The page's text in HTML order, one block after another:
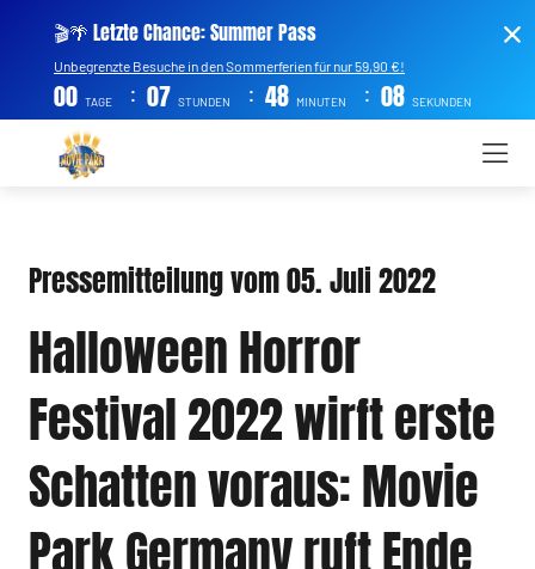
🎬🌴 Letzte Chance: Summer Pass
Unbegrenzte Besuche in den Sommerferien für nur 59,90 €!
00 TAGE : 07 STUNDEN : 48 MINUTEN : 07 SEKUNDEN
Pressemitteilung vom 05. Juli 2022
Halloween Horror
Festival 2022 wirft erste
Schatten voraus: Movie
Park Germany ruft Ende